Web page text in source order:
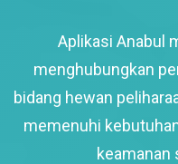
Aplikasi Anabul
menghubungkan
bidang hewan
memenuhi
keamanan